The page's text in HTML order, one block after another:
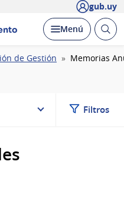
gub.uy
Desplegar
Menú Abrir
de Gestión Memorias
Filtros